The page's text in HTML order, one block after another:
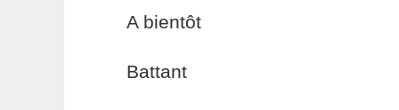
A bientôt
Battant